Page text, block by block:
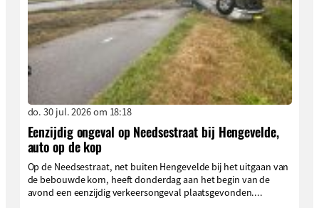
do. 30 jul. 2026 om 18:18
Eenzijdig ongeval op Needsestraat bij Hengevelde,
auto op de kop
Op de Needsestraat, net buiten Hengevelde bij het uitgaan van
de bebouwde kom, heeft donderdag aan het begin van de
avond een eenzijdig verkeersongeval plaatsgevonden....